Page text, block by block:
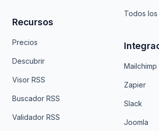
Recursos
Precios
Descubrir
Visor RSS
Buscador RSS
Validador RSS
Todos los
Mailchimp
Zapier
Slack
Joomla